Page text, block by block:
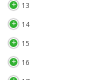
13
14
15
16